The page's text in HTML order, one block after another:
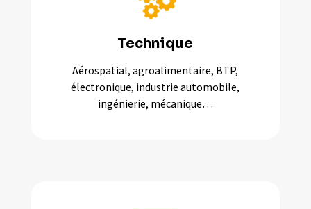
Technique
Aérospatial, agroalimentaire, BTP,
électronique, industrie automobile,
ingénierie, mécanique…